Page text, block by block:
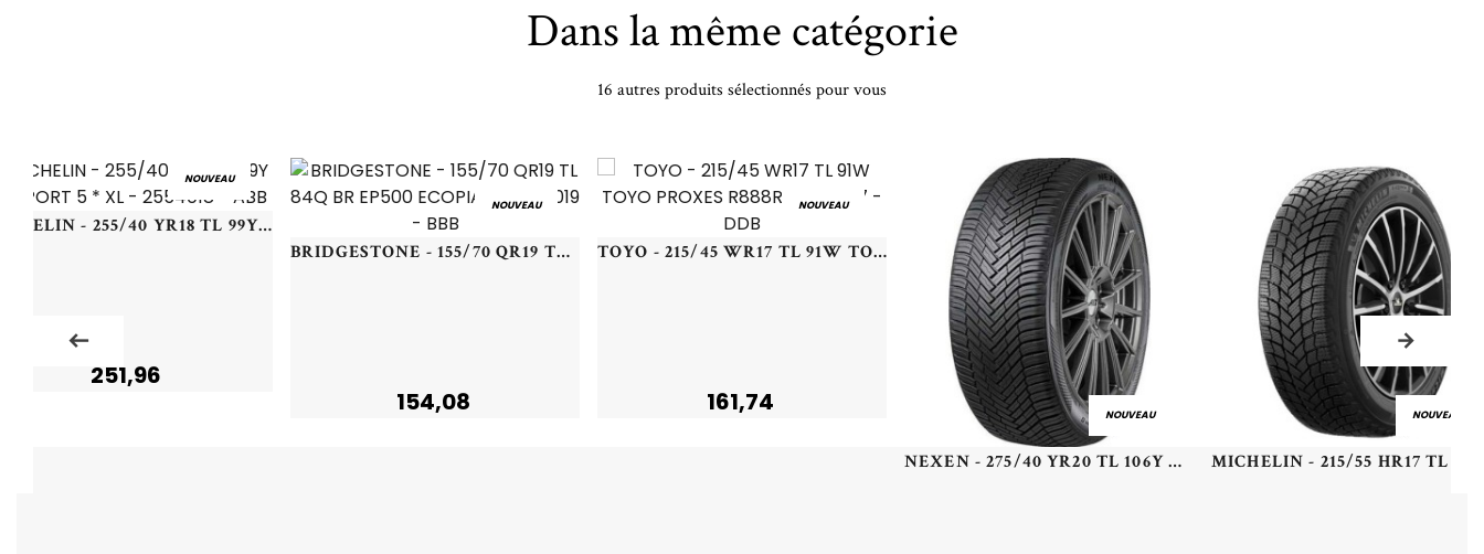
Dans la même catégorie
16 autres produits sélectionnés pour vous
NOUVEAU
MICHELIN - 255/40 YR18 TL 99Y MI SPORT 5 * XL - 2554018 - ABB
251,96
NOUVEAU
BRIDGESTONE - 155/70 QR19 TL 84Q BR EP500 ECOPIA * - 1557019 - BBB
154,08
NOUVEAU
TOYO - 215/45 WR17 TL 91W TOYO PROXES R888R - 2154517 - DDB
161,74 NOUVEAU
NEXEN - 275/40 YR20 TL 106Y NEXEN N'BLUE 4SEASON 2 XL - 2754020 - CBB
NOUVEAU